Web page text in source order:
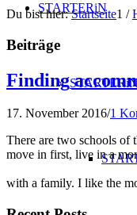
STARTERiN
Du bist hier: Startseite1 /
Beiträge
Finding
17. November 2016/1
There are two schools of
move in first, live in a
with a family. I like the